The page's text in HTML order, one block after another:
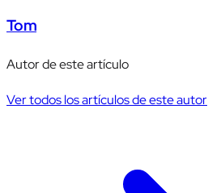
Tom
Autor de este artículo
Ver todos los artículos de este autor